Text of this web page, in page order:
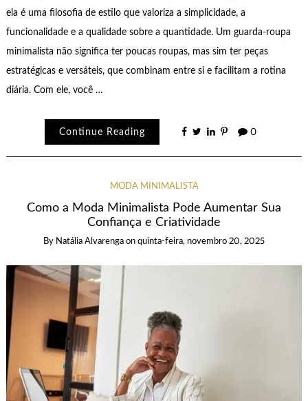
ela é uma filosofia de estilo que valoriza a simplicidade, a
funcionalidade e a qualidade sobre a quantidade. Um guarda-roupa
minimalista não significa ter poucas roupas, mas sim ter peças
estratégicas e versáteis, que combinam entre si e facilitam a rotina
diária. Com ele, você …
Continue Reading 0
MODA MINIMALISTA
Como a Moda Minimalista Pode Aumentar Sua
Confiança e Criatividade
By Natália Alvarenga on quinta-feira, novembro 20, 2025